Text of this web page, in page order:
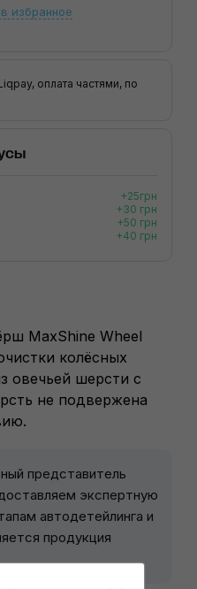
избранное
оплата частями, по
+25грн
+30 грн
+50 грн
+40 грн
MaxShine Wheel
колёсных
овечьей шерсти с
не подвержена
представитель
экспертную
автодетейлинга и
продукция